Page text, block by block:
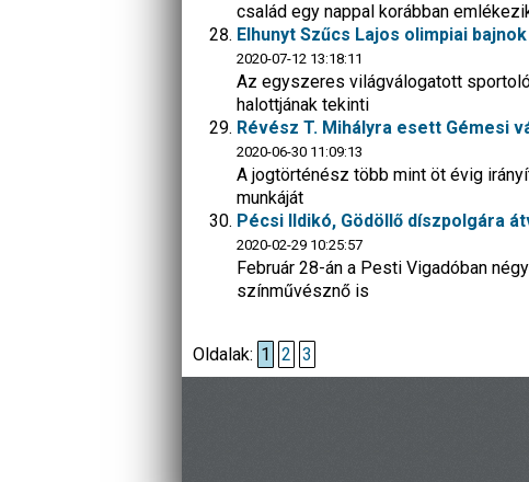
család egy nappal korábban
Elhunyt Szűcs Lajos olimpiai
2020-07-12 13:18:11
Az egyszeres világválogatott
halottjának tekinti
Révész T. Mihályra esett Gémesi
2020-06-30 11:09:13
A jogtörténész több mint öt évig
munkáját
Pécsi Ildikó, Gödöllő díszpolgára
2020-02-29 10:25:57
Február 28-án a Pesti Vigadóban
színművésznő is
Oldalak: 1 2 3